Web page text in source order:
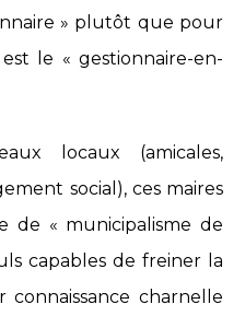
» plutôt que pour
le « gestionnaire-en-
locaux (amicales,
social), ces maires
de « municipalisme de
capables de freiner la
charnelle